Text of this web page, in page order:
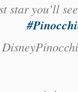
star you’ll